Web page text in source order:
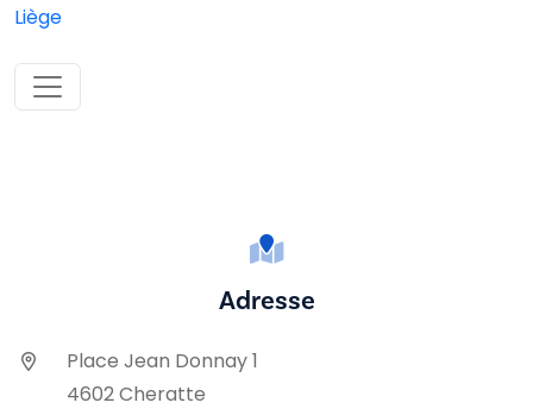
Liège
Adresse
Place Jean Donnay 1
4602 Cheratte